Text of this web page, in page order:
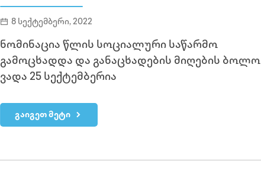
8 სექტემბერი, 2022
ნომინაცია წლის სოციალური საწარმო
გამოცხადდა და განაცხადების მიღების ბოლო
ვადა 25 სექტემბერია
გაიგეთ მეტი